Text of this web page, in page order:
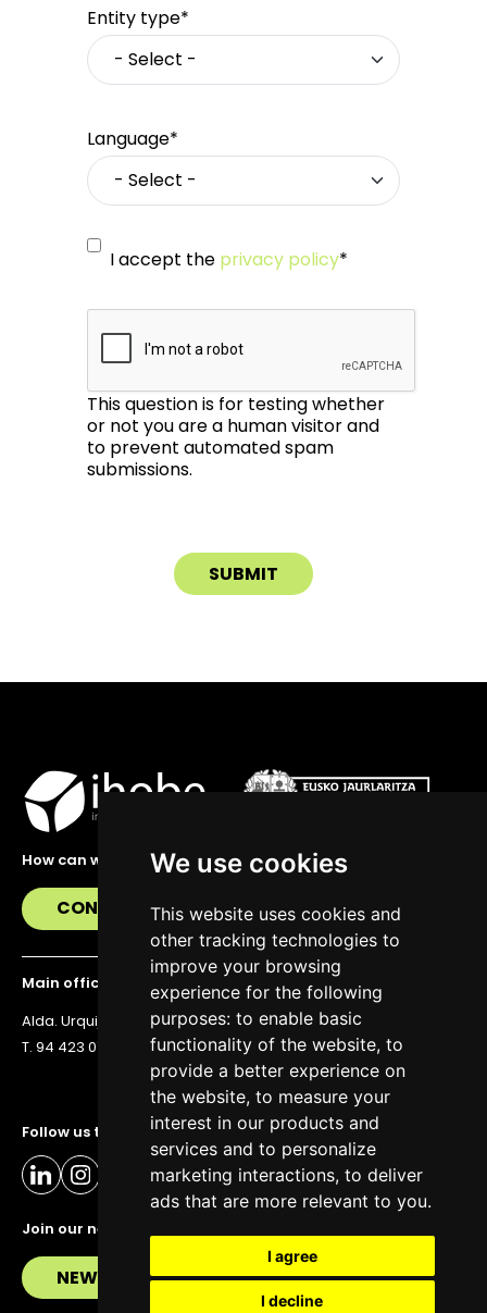
We use cookies
This website uses cookies and
other tracking technologies to
improve your browsing
experience for the following
purposes: to enable basic
functionality of the website, to
provide a better experience on
the website, to measure your
interest in our products and
services and to personalize
marketing interactions, to deliver
ads that are more relevant to you.
I agree
I decline
Entity type*
Language*
I accept the privacy policy*
This question is for testing whether
or not you are a human visitor and
to prevent automated spam
submissions.
Follow us to stay up to date
Join our newsletter
NEWSLETTER
How can we help you?
CONTACT US
Main office
Alda. Urquijo 36, 6th floor, 48011 Bilbao
T. 94 423 07 43